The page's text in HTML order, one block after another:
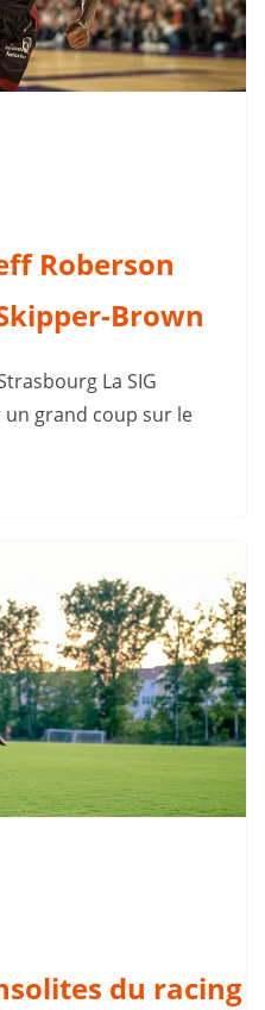
Roberson
Brown
La SIG
grand coup sur le
du racing